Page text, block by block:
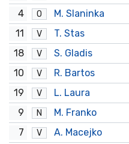
4
O M. Slaninka
11 V T. Stas
18 V
S. Gladis
10
V R. Bartos
19 V L. Laura
9 N
M. Franko
7
V A. Macejko